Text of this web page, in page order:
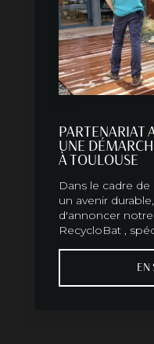
PARTENARIAT
UNE
À TOULOUSE
Dans le cadre
un avenir
d'annoncer
RecycloBat ,
EN